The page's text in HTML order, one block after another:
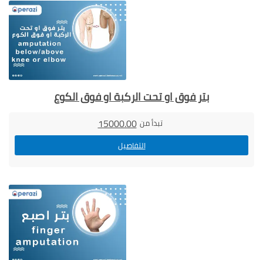
بتر فوق او تحت الركبة او فوق الكوع
تبدأ من 15000.00
التفاصيل